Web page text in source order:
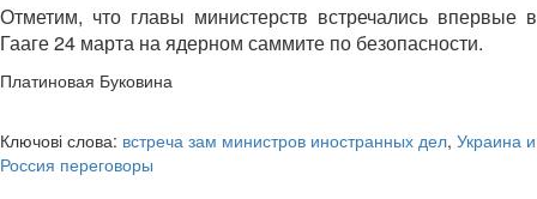
Отметим, что главы министерств встречались впервые в
Гааге 24 марта на ядерном саммите по безопасности.
Платиновая Буковина
Ключові слова: встреча зам министров иностранных дел, Украина и
Россия переговоры